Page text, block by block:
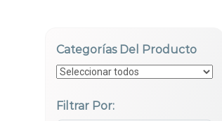
Categorías Del Producto
Filtrar Por: